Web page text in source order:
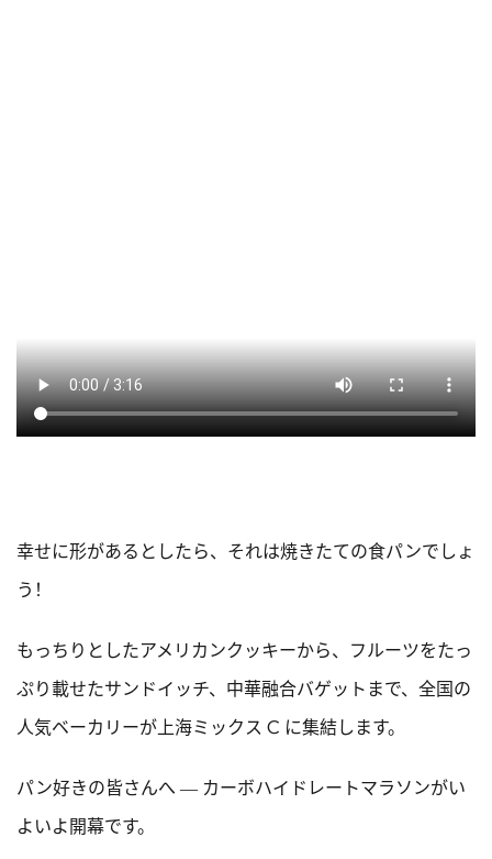
幸せに形があるとしたら、それは焼きたての食パンでしょ
う！
もっちりとしたアメリカンクッキーから、フルーツをたっ
ぷり載せたサンドイッチ、中華融合バゲットまで、全国の
人気ベーカリーが上海ミックス C に集結します。
パン好きの皆さんへ ― カーボハイドレートマラソンがい
よいよ開幕です。